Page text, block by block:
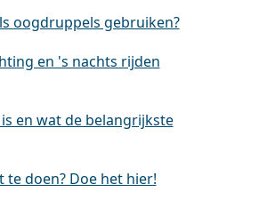
oogdruppels gebruiken?
en 's nachts rijden
en wat de belangrijkste
doen? Doe het hier!